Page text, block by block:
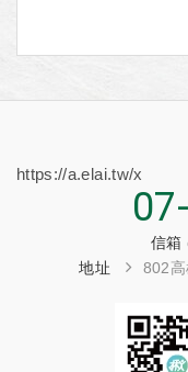
https://a.elai.tw/x
信箱
地址
802